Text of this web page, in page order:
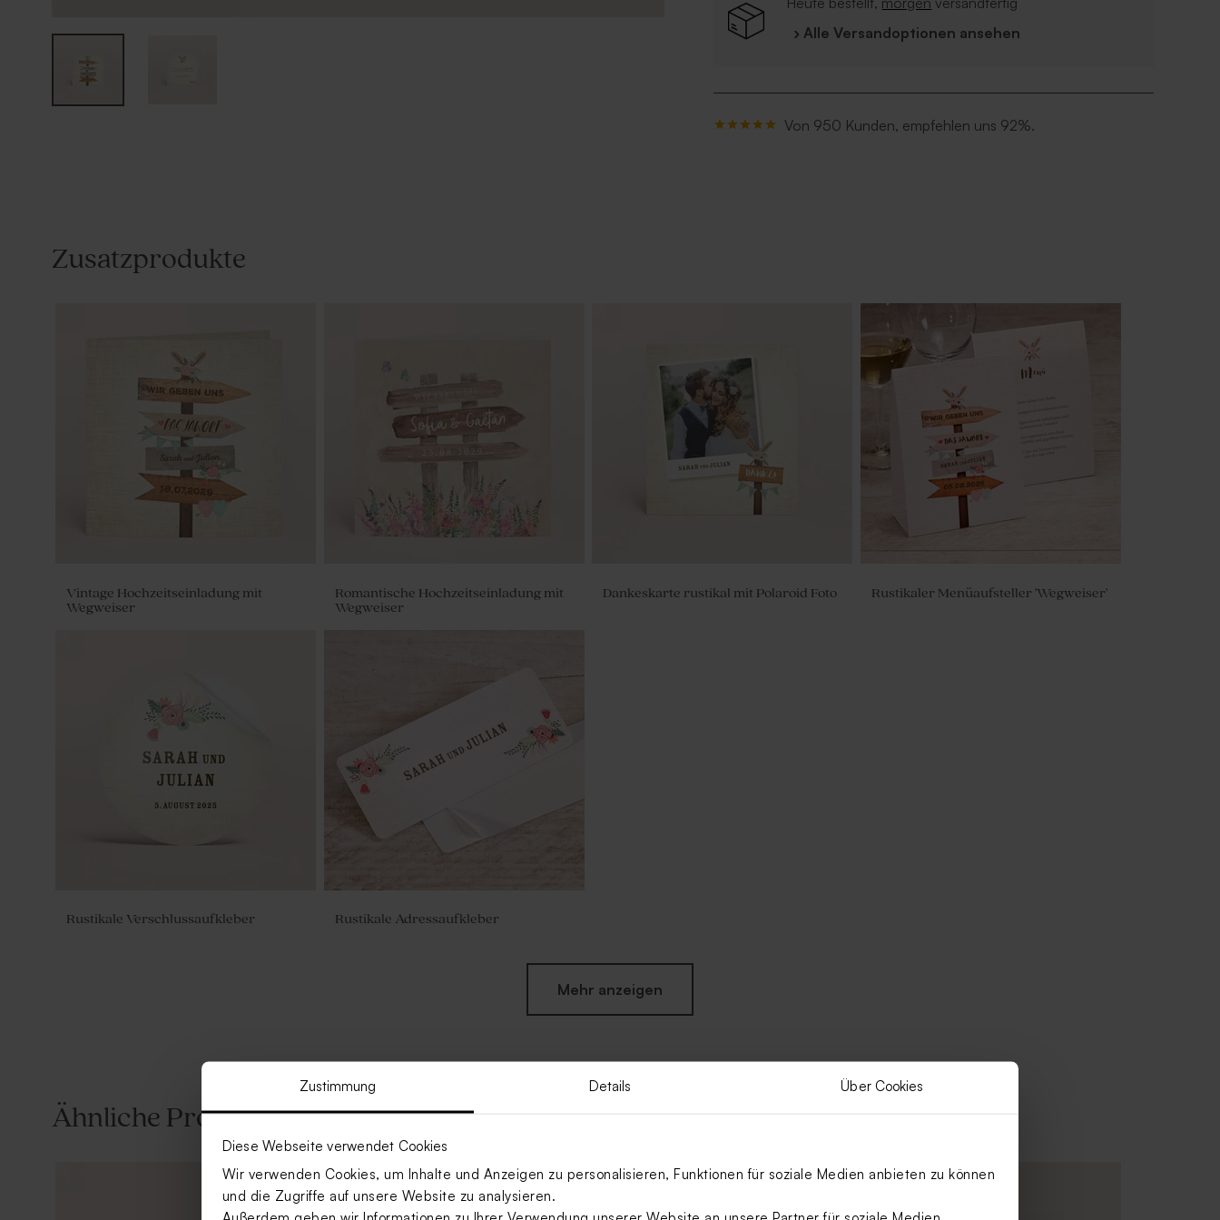
Zustimmung Details Über Cookies
Diese Webseite verwendet Cookies
Wir verwenden Cookies, um Inhalte und Anzeigen zu personalisieren, Funktionen für soziale Medien anbieten zu können
und die Zugriffe auf unsere Website zu analysieren.
› Alle Versandoptionen ansehen
Von 950 Kunden, empfehlen uns 92%.
Zusatzprodukte
Vintage Hochzeitseinladung mit
Wegweiser
Romantische Hochzeitseinladung mit
Wegweiser
Dankeskarte rustikal mit Polaroid Foto Rustikaler Menüaufsteller 'Wegweiser'
Rustikale Verschlussaufkleber Rustikale Adressaufkleber
Mehr anzeigen
Ähnliche Produkte